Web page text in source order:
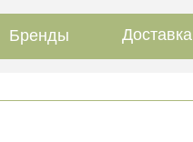
Доставка
Бренды